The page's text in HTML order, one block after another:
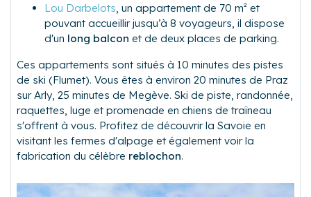
Lou Darbelots , un appartement de 70 m² et
pouvant accueillir jusqu’à 8 voyageurs, il dispose
d'un long balcon et de deux places de parking.
Ces appartements sont situés à 10 minutes des pistes
de ski (Flumet). Vous êtes à environ 20 minutes de Praz
sur Arly, 25 minutes de Megève. Ski de piste, randonnée,
raquettes, luge et promenade en chiens de traîneau
s'offrent à vous. Profitez de découvrir la Savoie en
visitant les fermes d'alpage et également voir la
fabrication du célèbre reblochon.